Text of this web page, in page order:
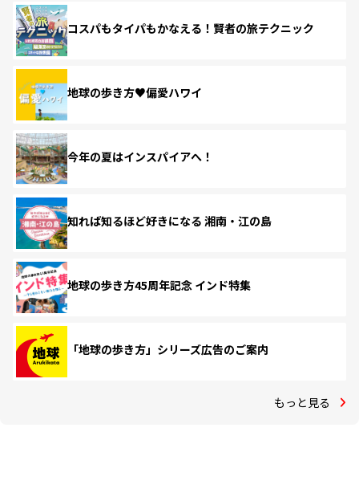
コスパもタイパもかなえる！賢者の旅テクニック
地球の歩き方♥偏愛ハワイ
今年の夏はインスパイアへ！
知れば知るほど好きになる 湘南・江の島
地球の歩き方45周年記念 インド特集
「地球の歩き方」シリーズ広告のご案内
もっと見る